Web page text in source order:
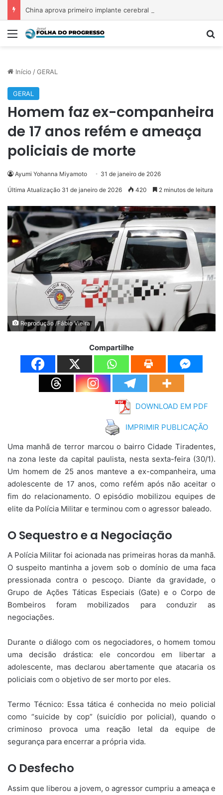
Menu
Início /GERAL
GERAL
Homem faz ex-companheira
de 17 anos refém e ameaça
policiais de morte
Ayumi Yohanna Miyamoto 31 de janeiro de 2026
Última Atualização 31 de janeiro de 2026 420 2 minutos de leitura
Reprodução /Fábio Vieira
Compartilhe
DOWNLOAD EM PDF
IMPRIMIR PUBLICAÇÃO
Uma manhã de terror marcou o bairro Cidade Tiradentes,
na zona leste da capital paulista, nesta sexta-feira (30/1).
Um homem de 25 anos manteve a ex-companheira, uma
adolescente de 17 anos, como refém após não aceitar o
fim do relacionamento. O episódio mobilizou equipes de
elite da Polícia Militar e terminou com o agressor baleado.
O Sequestro e a Negociação
A Polícia Militar foi acionada nas primeiras horas da manhã.
O suspeito mantinha a jovem sob o domínio de uma faca
pressionada contra o pescoço. Diante da gravidade, o
Grupo de Ações Táticas Especiais (Gate) e o Corpo de
Bombeiros foram mobilizados para conduzir as
negociações.
Durante o diálogo com os negociadores, o homem tomou
uma decisão drástica: ele concordou em libertar a
adolescente, mas declarou abertamente que atacaria os
policiais com o objetivo de ser morto por eles.
Termo Técnico: Essa tática é conhecida no meio policial
como “suicide by cop” (suicídio por policial), quando o
criminoso provoca uma reação letal da equipe de
segurança para encerrar a própria vida.
O Desfecho
Assim que liberou a jovem, o agressor cumpriu a ameaça e